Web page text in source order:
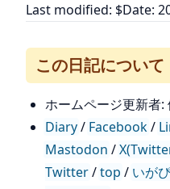
Last modified: $Date:
この日記について
ホームページ更新者
Diary/ Facebook/
Mastodon /
Twitter/top / いが